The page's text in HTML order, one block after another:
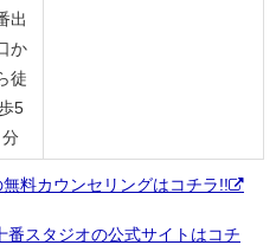
出
か
徒
5
分
料カウンセリングはコチラ!!
スタジオの公式サイトはコチ